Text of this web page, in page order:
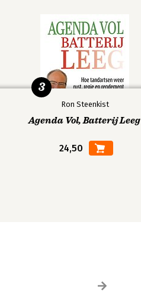
Ron Steenkist
Agenda Vol, Batterij Leeg
24,50
3